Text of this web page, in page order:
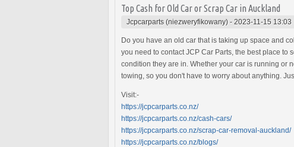
Top Cash for Old Car or Scrap Car in Auckland
Jcpcarparts (niezweryfikowany) - 2023-11-15 13:03
Do you have an old car that is taking up space and
you need to contact JCP Car Parts, the best place to
condition they are in. Whether your car is running or
towing, so you don't have to worry about anything.
Visit:-
https://jcpcarparts.co.nz/
https://jcpcarparts.co.nz/cash-cars/
https://jcpcarparts.co.nz/scrap-car-removal-auckland/
https://jcpcarparts.co.nz/blogs/